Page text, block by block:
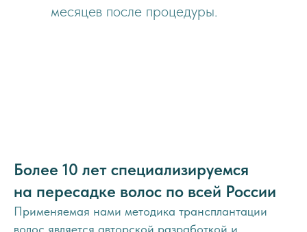
месяцев после процедуры.
Более 10 лет специализируемся
на пересадке волос по всей России
Применяемая нами методика трансплантации